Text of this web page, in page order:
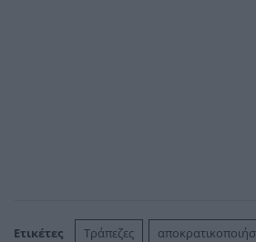
Ετικέτες Τράπεζες